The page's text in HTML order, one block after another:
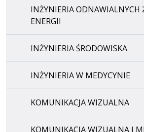
INŻYNIERIA ODNAWIALNYCH
ENERGII
INŻYNIERIA ŚRODOWISKA
INŻYNIERIA W MEDYCYNIE
KOMUNIKACJA WIZUALNA
KOMUNIKACJA WIZUALNA I